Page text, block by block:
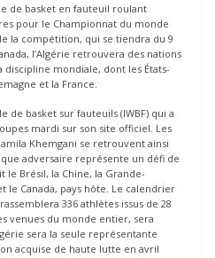
de basket en fauteuil roulant
pour le Championnat du monde
la compétition, qui se tiendra du 9
l’Algérie retrouvera des nations
mondiale, dont les États-
et la France.
de basket sur fauteuils (IWBF) qui a
mardi sur son site officiel. Les
Khemgani se retrouvent ainsi
adversaire représente un défi de
le Brésil, la Chine, la Grande-
le Canada, pays hôte. Le calendrier
336 athlètes issus de 28
venues du monde entier, sera
sera la seule représentante
acquise de haute lutte en avril